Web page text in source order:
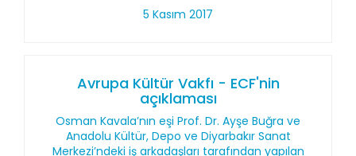
5 Kasım 2017
Avrupa Kültür Vakfı - ECF'nin
açıklaması
Osman Kavala’nın eşi Prof. Dr. Ayşe Buğra ve
Anadolu Kültür, Depo ve Diyarbakır Sanat
Merkezi’ndeki iş arkadaşları tarafından yapılan